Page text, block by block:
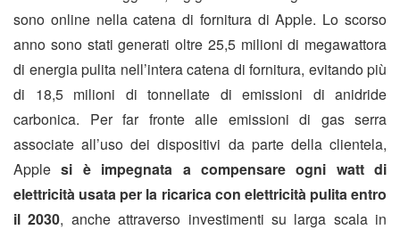
sono online nella catena di fornitura di Apple. Lo scorso
anno sono stati generati oltre 25,5 milioni di megawattora
di energia pulita nell’intera catena di fornitura, evitando più
di 18,5 milioni di tonnellate di emissioni di anidride
carbonica. Per far fronte alle emissioni di gas serra
associate all’uso dei dispositivi da parte della clientela,
Applesi è impegnata a compensare ogni watt di
elettricità usata per la ricarica con elettricità pulita entro
il 2030, anche attraverso investimenti su larga scala in